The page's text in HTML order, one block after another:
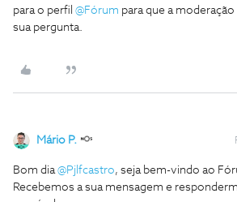
para o perfil @Fórum para que a
sua pergunta.
Mário P.
Bom dia@Pjlfcastro, seja bem-vindo ao
Recebemos a sua mensagem e